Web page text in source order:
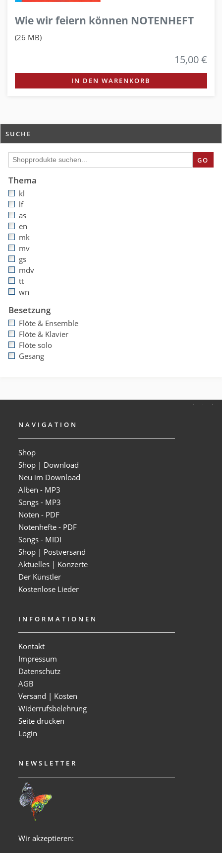
Wie wir feiern können NOTENHEFT
(26 MB)
15,00 €
IN DEN WARENKORB
SUCHE
GO
Thema
kl
lf
as
en
mk
mv
gs
mdv
tt
wn
Besetzung
Flöte & Ensemble
Flöte & Klavier
Flöte solo
Gesang
NAVIGATION
Shop
Shop | Download
Neu im Download
Alben - MP3
Songs - MP3
Noten - PDF
Notenhefte - PDF
Songs - MIDI
Shop | Postversand
Aktuelles | Konzerte
Der Künstler
Kostenlose Lieder
INFORMATIONEN
Kontakt
Impressum
Datenschutz
AGB
Versand | Kosten
Widerrufsbelehrung
Seite drucken
Login
NEWSLETTER
Wir akzeptieren: